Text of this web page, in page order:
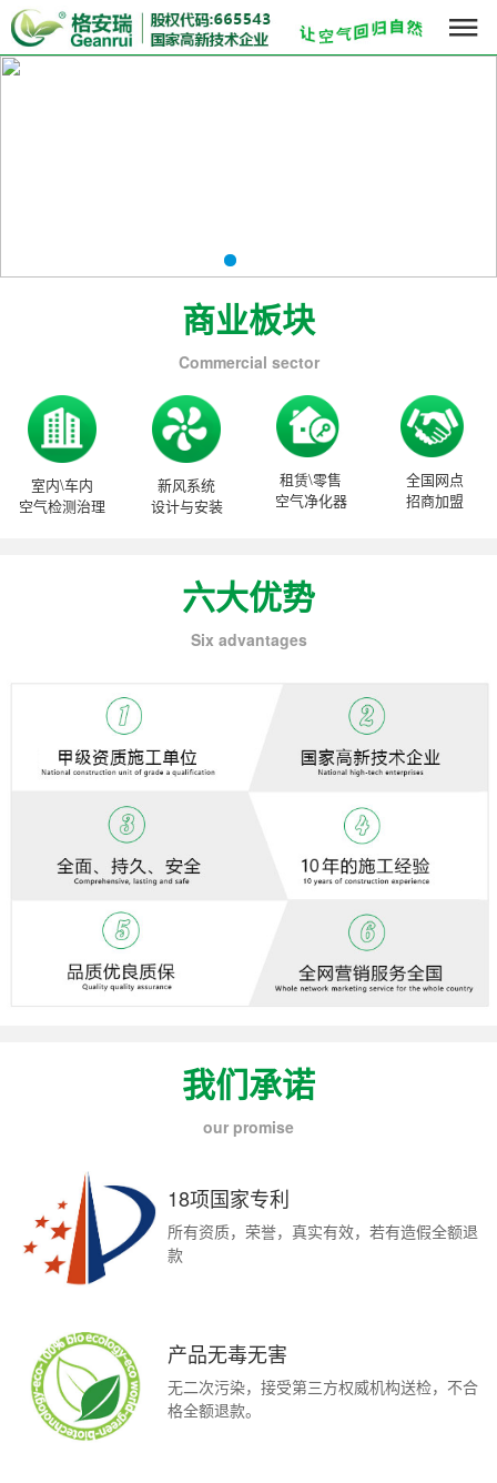

商业板块
Commercial sector
室内\车内
空气检测治理
新风系统
设计与安装
租赁\零售
空气净化器
全国网点
招商加盟
六大优势
Six advantages
我们承诺
our promise
18项国家专利
所有资质，荣誉，真实有效，若有造假全额退
款
产品无毒无害
无二次污染，接受第三方权威机构送检，不合
格全额退款。